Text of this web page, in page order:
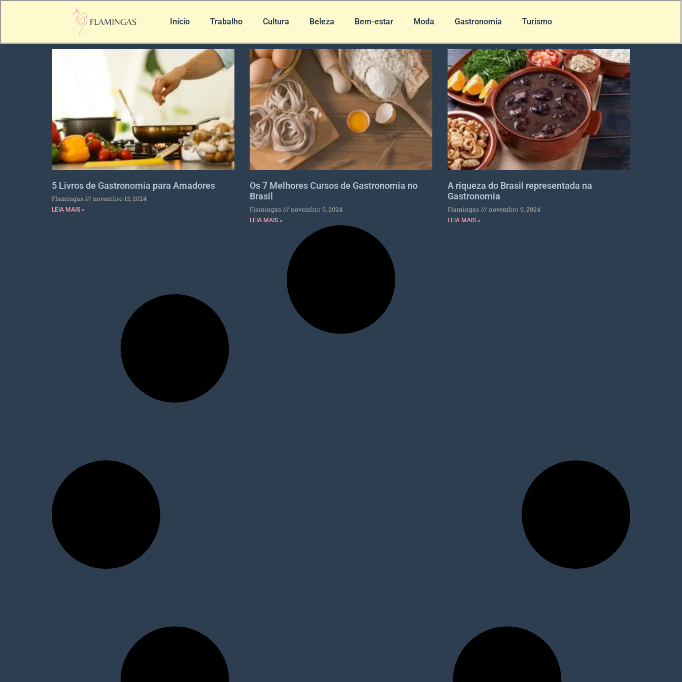
Início Trabalho Cultura Beleza Bem-estar Moda Gastronomia Turismo
5 Livros de Gastronomia para Amadores
Flamingas novembro 13, 2024
LEIA MAIS »
Os 7 Melhores Cursos de Gastronomia no
Brasil
Flamingas novembro 9, 2024
LEIA MAIS »
A riqueza do Brasil representada na
Gastronomia
Flamingas novembro 9, 2024
LEIA MAIS »